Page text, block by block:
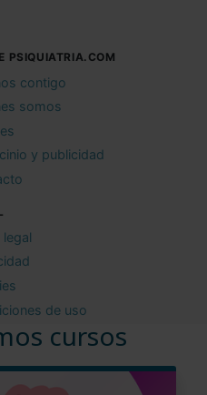
cursos
PSIQUIATRIA.COM
contigo
somos
y publicidad
legal
de uso